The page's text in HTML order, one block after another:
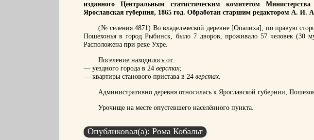
изданного Центральным статистическим комитетом
Ярославская губерния, 1865 год. Обработан старшим редактором А. И.
(№ селения 4871) Во владельческой деревне [Опалиха], по правую
Пошехонья в город Рыбинск, было 7 дворов, проживало 57 человек (30
Расположена при реке Ухре.
Поселение находилось от:
— уездного города в 24 верстах;
— квартиры станового пристава в 24 верстах.
Административно деревня относилась к Ярославской губернии,
Урочище на месте опустевшего населённого пункта.
Опубликовал(а): Рома Кобальт